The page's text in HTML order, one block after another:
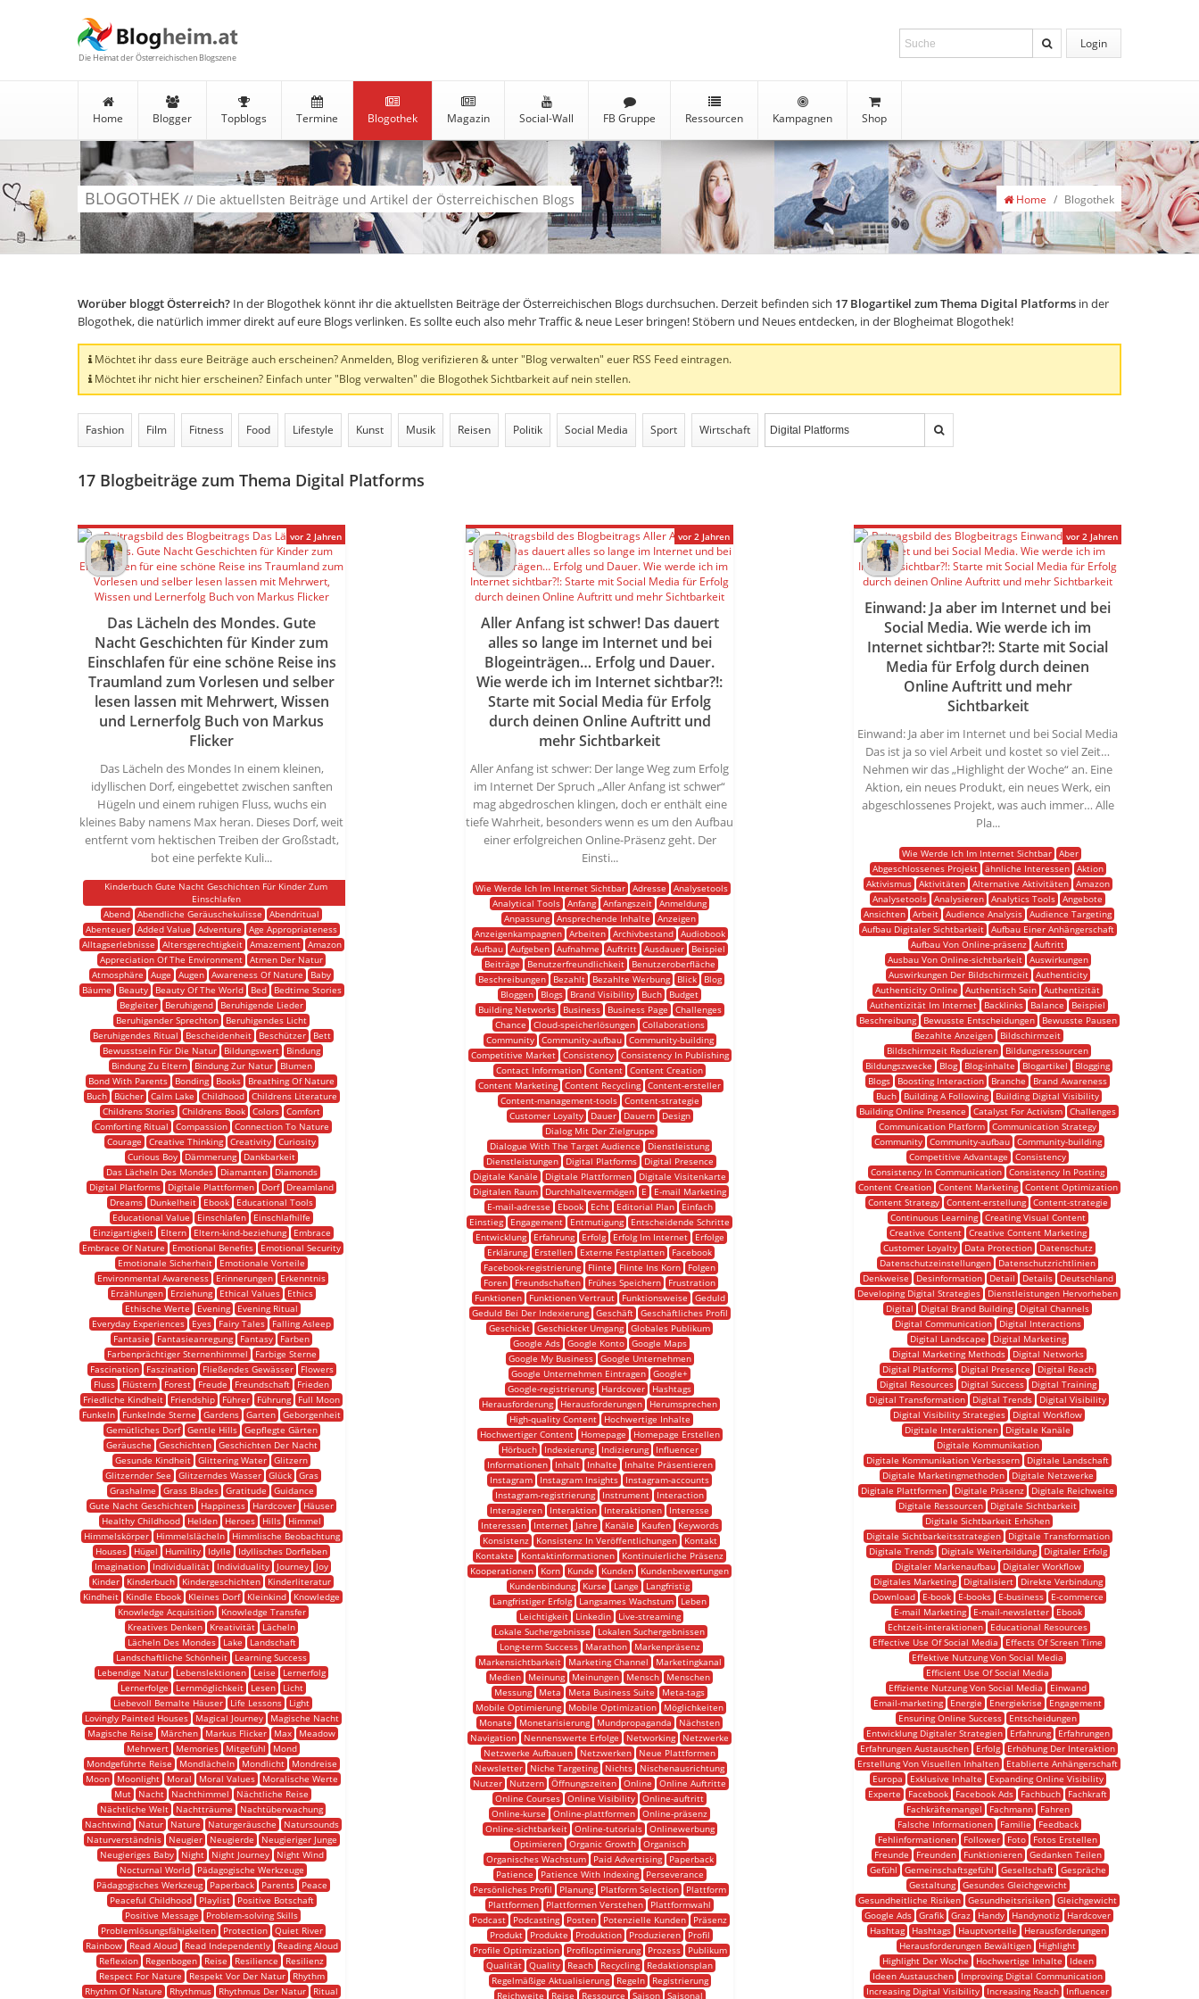
Die Heimat der Österreichischen Blogszene
Login
Home Blogger Topblogs Termine Blogothek Magazin Social-Wall FB Gruppe Ressourcen Kampagnen Shop
BLOGOTHEK // Die aktuellsten Beiträge und Artikel der Österreichischen Blogs Home / Blogothek
Worüber bloggt Österreich? In der Blogothek könnt ihr die aktuellsten Beiträge der Österreichischen Blogs durchsuchen. Derzeit befinden sich 17 Blogartikel zum Thema Digital Platforms in der
Blogothek, die natürlich immer direkt auf eure Blogs verlinken. Es sollte euch also mehr Traffic & neue Leser bringen! Stöbern und Neues entdecken, in der Blogheimat Blogothek!
Möchtet ihr dass eure Beiträge auch erscheinen? Anmelden, Blog verifizieren & unter "Blog verwalten" euer RSS Feed eintragen.
Möchtet ihr nicht hier erscheinen? Einfach unter "Blog verwalten" die Blogothek Sichtbarkeit auf nein stellen.
Fashion Film Fitness Food Lifestyle Kunst Musik Reisen Politik Social Media Sport Wirtschaft
17 Blogbeiträge zum Thema Digital Platforms
Das Lächeln des Mondes. Gute
Nacht Geschichten für Kinder zum
Einschlafen für eine schöne Reise ins
Traumland zum Vorlesen und selber
lesen lassen mit Mehrwert, Wissen
und Lernerfolg Buch von Markus
Flicker
Das Lächeln des Mondes In einem kleinen,
idyllischen Dorf, eingebettet zwischen sanften
Hügeln und einem ruhigen Fluss, wuchs ein
kleines Baby namens Max heran. Dieses Dorf, weit
entfernt vom hektischen Treiben der Großstadt,
bot eine perfekte Kuli...
Kinderbuch Gute Nacht Geschichten Für Kinder Zum
Einschlafen
Abend Abendliche Geräuschekulisse
Abendritual
Abenteuer Added Value Adventure
Age Appropriateness
Alltagserlebnisse
Altersgerechtigkeit Amazement
Amazon
Appreciation Of The Environment Atmen Der Natur
Atmosphäre
Auge Augen Awareness Of Nature
Baby
Bäume
Beauty Beauty Of The World Bed
Bedtime Stories
Begleiter
Beruhigend
Beruhigende Lieder
Beruhigender Sprechton
Beruhigendes Licht
Beruhigendes Ritual
Bescheidenheit Beschützer
Bett
Bewusstsein Für Die Natur
Bildungswert
Bindung
Bindung Zu Eltern
Bindung Zur Natur
Blumen
Bond With Parents
Bonding Books
Breathing Of Nature
Buch
Bücher Calm Lake Childhood
Childrens Literature
Childrens Stories Childrens Book Colors Comfort
Comforting Ritual
Compassion
Connection To Nature
Courage
Creative Thinking Creativity Curiosity
Curious Boy
Dämmerung
Dankbarkeit
Das Lächeln Des Mondes
Diamanten
Diamonds
Digital Platforms
Digitale Plattformen Dorf
Dreamland
Dreams
Dunkelheit Ebook
Educational Tools
Educational Value
Einschlafen
Einschlafhilfe
Einzigartigkeit
Eltern Eltern-kind-beziehung
Embrace
Embrace Of Nature
Emotional Benefits
Emotional Security
Emotionale Sicherheit
Emotionale Vorteile
Environmental Awareness
Erinnerungen
Erkenntnis
Erzählungen
Erziehung Ethical Values
Ethics
Ethische Werte
Evening
Evening Ritual
Everyday Experiences
Eyes Fairy Tales
Falling Asleep
Fantasie
Fantasieanregung Fantasy
Farben
Farbenprächtiger Sternenhimmel
Farbige Sterne
Fascination
Faszination Fließendes Gewässer
Flowers
Fluss
Flüstern Forest Freude Freundschaft
Frieden
Friedliche Kindheit
Friendship Führer Führung
Full Moon
Funkeln
Funkelnde Sterne Gardens Garten Geborgenheit
Gemütliches Dorf
Gentle Hills
Gepflegte Gärten
Geräusche
Geschichten
Geschichten Der Nacht
Gesunde Kindheit Glittering Water Glitzern
Glitzernder See
Glitzerndes Wasser Glück
Gras
Grashalme
Grass Blades Gratitude
Guidance
Gute Nacht Geschichten
Happiness Hardcover
Häuser
Healthy Childhood
Helden Heroes Hills
Himmel
Himmelskörper
Himmelslächeln
Himmlische Beobachtung
Houses
Hügel Humility Idylle
Idyllisches Dorfleben
Imagination
Individualität Individuality Journey
Joy
Kinder
Kinderbuch Kindergeschichten
Kinderliteratur
Kindheit
Kindle Ebook Kleines Dorf Kleinkind
Knowledge
Knowledge Acquisition
Knowledge Transfer
Kreatives Denken
Kreativität
Lächeln
Lächeln Des Mondes
Lake
Landschaft
Landschaftliche Schönheit
Learning Success
Lebendige Natur
Lebenslektionen Leise
Lernerfolg
Lernerfolge
Lernmöglichkeit Lesen
Licht
Liebevoll Bemalte Häuser
Life Lessons
Light
Lovingly Painted Houses
Magical Journey
Magische Nacht
Magische Reise
Märchen Markus Flicker Max
Meadow
Mehrwert
Memories Mitgefühl
Mond
Mondgeführte Reise
Mondlächeln Mondlicht
Mondreise
Moon
Moonlight Moral Moral Values
Moralische Werte
Mut
Nacht Nachthimmel
Nächtliche Reise
Nächtliche Welt
Nachtträume
Nachtüberwachung
Nachtwind
Natur Nature Naturgeräusche
Natursounds
Naturverständnis
Neugier Neugierde
Neugieriger Junge
Neugieriges Baby
Night Night Journey
Night Wind
Nocturnal World
Pädagogische Werkzeuge
Pädagogisches Werkzeug
Paperback Parents
Peace
Peaceful Childhood
Playlist
Positive Botschaft
Positive Message
Problem-solving Skills
Problemlösungsfähigkeiten
Protection
Quiet River
Rainbow
Read Aloud Read Independently
Reading Aloud
Reflexion
Regenbogen Reise Resilience
Resilienz
Respect For Nature
Respekt Vor Der Natur
Rhythm
Rhythm Of Nature
Rhythmus Rhythmus Der Natur Ritual
vor 2 Jahren
Aller Anfang ist schwer! Das dauert
alles so lange im Internet und bei
Blogeinträgen… Erfolg und Dauer.
Wie werde ich im Internet sichtbar?!:
Starte mit Social Media für Erfolg
durch deinen Online Auftritt und
mehr Sichtbarkeit
Aller Anfang ist schwer: Der lange Weg zum Erfolg
im Internet Der Spruch „Aller Anfang ist schwer“
mag abgedroschen klingen, doch er enthält eine
tiefe Wahrheit, besonders wenn es um den Aufbau
einer erfolgreichen Online-Präsenz geht. Der
Einsti...
Wie Werde Ich Im Internet Sichtbar Adresse
Analysetools
Analytical Tools Anfang Anfangszeit Anmeldung
Anpassung
Ansprechende Inhalte
Anzeigen
Anzeigenkampagnen
Arbeiten Archivbestand
Audiobook
Aufbau Aufgeben Aufnahme Auftritt Ausdauer
Beispiel
Beiträge
Benutzerfreundlichkeit
Benutzeroberfläche
Beschreibungen
Bezahlt Bezahlte Werbung Blick
Blog
Bloggen
Blogs Brand Visibility Buch
Budget
Building Networks
Business Business Page
Challenges
Chance
Cloud-speicherlösungen
Collaborations
Community
Community-aufbau
Community-building
Competitive Market
Consistency
Consistency In Publishing
Contact Information Content Content Creation
Content Marketing Content Recycling Content-ersteller
Content-management-tools
Content-strategie
Customer Loyalty
Dauer Dauern
Design
Dialog Mit Der Zielgruppe
Dialogue With The Target Audience
Dienstleistung
Dienstleistungen
Digital Platforms
Digital Presence
Digitale Kanäle
Digitale Plattformen
Digitale Visitenkarte
Digitalen Raum
Durchhaltevermögen E
E-mail Marketing
E-mail-adresse
Ebook Echt Editorial Plan
Einfach
Einstieg
Engagement Entmutigung
Entscheidende Schritte
Entwicklung
Erfahrung Erfolg Erfolg Im Internet
Erfolge
Erklärung
Erstellen Externe Festplatten
Facebook
Facebook-registrierung
Flinte Flinte Ins Korn
Folgen
Foren
Freundschaften Frühes Speichern
Frustration
Funktionen
Funktionen Vertraut Funktionsweise
Geduld
Geduld Bei Der Indexierung
Geschäft
Geschäftliches Profil
Geschickt Geschickter Umgang Globales Publikum
Google Ads
Google Konto
Google Maps
Google My Business
Google Unternehmen
Google Unternehmen Eintragen Google+
Google-registrierung
Hardcover
Hashtags
Herausforderung
Herausforderungen
Herumsprechen
High-quality Content
Hochwertige Inhalte
Hochwertiger Content
Homepage
Homepage Erstellen
Hörbuch
Indexierung Indizierung
Influencer
Informationen
Inhalt Inhalte
Inhalte Präsentieren
Instagram
Instagram Insights
Instagram-accounts
Instagram-registrierung
Instrument
Interaction
Interagieren
Interaktion Interaktionen
Interesse
Interessen
Internet Jahre Kanäle Kaufen
Keywords
Konsistenz
Konsistenz In Veröffentlichungen
Kontakt
Kontakte
Kontaktinformationen
Kontinuierliche Präsenz
Kooperationen
Korn Kunde Kunden
Kundenbewertungen
Kundenbindung
Kurse Lange
Langfristig
Langfristiger Erfolg
Langsames Wachstum
Leben
Leichtigkeit
Linkedin
Live-streaming
Lokale Suchergebnisse
Lokalen Suchergebnissen
Long-term Success
Marathon
Markenpräsenz
Markensichtbarkeit
Marketing Channel
Marketingkanal
Medien
Meinung Meinungen Mensch
Menschen
Messung
Meta Meta Business Suite
Meta-tags
Mobile Optimierung
Mobile Optimization
Möglichkeiten
Monate
Monetarisierung Mundpropaganda
Nächsten
Navigation
Nennenswerte Erfolge Networking
Netzwerke
Netzwerke Aufbauen
Netzwerken
Neue Plattformen
Newsletter
Niche Targeting Nichts
Nischenausrichtung
Nutzer
Nutzern Öffnungszeiten Online
Online Auftritte
Online Courses Online Visibility Online-auftritt
Online-kurse
Online-plattformen Online-präsenz
Online-sichtbarkeit
Online-tutorials
Onlinewerbung
Optimieren Organic Growth Organisch
Organisches Wachstum
Paid Advertising
Paperback
Patience
Patience With Indexing
Perseverance
Persönliches Profil
Planung Platform Selection
Plattform
Plattformen
Plattformen Verstehen
Plattformwahl
Podcast
Podcasting Posten Potenzielle Kunden
Präsenz
Produkt
Produkte Produktion Produzieren
Profil
Profile Optimization
Profiloptimierung Prozess
Publikum
Qualität Quality Reach Recycling
Redaktionsplan
Regelmäßige Aktualisierung
Regeln
Registrierung
Reichweite
Reise Ressource Saison Saisonal
vor 2 Jahren
Einwand: Ja aber im Internet und bei
Social Media. Wie werde ich im
Internet sichtbar?!: Starte mit Social
Media für Erfolg durch deinen
Online Auftritt und mehr
Sichtbarkeit
Einwand: Ja aber im Internet und bei Social Media
Das ist ja so viel Arbeit und kostet so viel Zeit…
Nehmen wir das „Highlight der Woche“ an. Eine
Aktion, ein neues Produkt, ein neues Werk, ein
abgeschlossenes Projekt, was auch immer… Alle
Pla...
Wie Werde Ich Im Internet Sichtbar
Aber
Abgeschlossenes Projekt
ähnliche Interessen
Aktion
Aktivismus
Aktivitäten Alternative Aktivitäten
Amazon
Analysetools Analysieren Analytics Tools Angebote
Ansichten Arbeit Audience Analysis Audience Targeting
Aufbau Digitaler Sichtbarkeit
Aufbau Einer Anhängerschaft
Aufbau Von Online-präsenz Auftritt
Ausbau Von Online-sichtbarkeit
Auswirkungen
Auswirkungen Der Bildschirmzeit
Authenticity
Authenticity Online
Authentisch Sein Authentizität
Authentizität Im Internet
Backlinks Balance
Beispiel
Beschreibung
Bewusste Entscheidungen
Bewusste Pausen
Bezahlte Anzeigen
Bildschirmzeit
Bildschirmzeit Reduzieren
Bildungsressourcen
Bildungszwecke
Blog Blog-inhalte Blogartikel
Blogging
Blogs
Boosting Interaction Branche
Brand Awareness
Buch
Building A Following
Building Digital Visibility
Building Online Presence
Catalyst For Activism Challenges
Communication Platform Communication Strategy
Community
Community-aufbau
Community-building
Competitive Advantage
Consistency
Consistency In Communication Consistency In Posting
Content Creation
Content Marketing
Content Optimization
Content Strategy
Content-erstellung
Content-strategie
Continuous Learning
Creating Visual Content
Creative Content
Creative Content Marketing
Customer Loyalty
Data Protection
Datenschutz
Datenschutzeinstellungen
Datenschutzrichtlinien
Denkweise
Desinformation Detail Details
Deutschland
Developing Digital Strategies
Dienstleistungen Hervorheben
Digital
Digital Brand Building
Digital Channels
Digital Communication
Digital Interactions
Digital Landscape
Digital Marketing
Digital Marketing Methods
Digital Networks
Digital Platforms
Digital Presence
Digital Reach
Digital Resources
Digital Success
Digital Training
Digital Transformation
Digital Trends
Digital Visibility
Digital Visibility Strategies
Digital Workflow
Digitale Interaktionen
Digitale Kanäle
Digitale Kommunikation
Digitale Kommunikation Verbessern
Digitale Landschaft
Digitale Marketingmethoden
Digitale Netzwerke
Digitale Plattformen
Digitale Präsenz
Digitale Reichweite
Digitale Ressourcen
Digitale Sichtbarkeit
Digitale Sichtbarkeit Erhöhen
Digitale Sichtbarkeitsstrategien
Digitale Transformation
Digitale Trends
Digitale Weiterbildung
Digitaler Erfolg
Digitaler Markenaufbau
Digitaler Workflow
Digitales Marketing
Digitalisiert
Direkte Verbindung
Download
E-book E-books E-business
E-commerce
E-mail Marketing
E-mail-newsletter
Ebook
Echtzeit-interaktionen
Educational Resources
Effective Use Of Social Media
Effects Of Screen Time
Effektive Nutzung Von Social Media
Efficient Use Of Social Media
Effiziente Nutzung Von Social Media
Einwand
Email-marketing
Energie Energiekrise
Engagement
Ensuring Online Success
Entscheidungen
Entwicklung Digitaler Strategien
Erfahrung
Erfahrungen
Erfahrungen Austauschen
Erfolg
Erhöhung Der Interaktion
Erstellung Von Visuellen Inhalten
Etablierte Anhängerschaft
Europa
Exklusive Inhalte
Expanding Online Visibility
Experte
Facebook Facebook Ads Fachbuch
Fachkraft
Fachkräftemangel
Fachmann
Fahren
Falsche Informationen
Familie
Feedback
Fehlinformationen
Follower Foto
Fotos Erstellen
Freunde
Freunden Funktionieren
Gedanken Teilen
Gefühl
Gemeinschaftsgefühl Gesellschaft
Gespräche
Gestaltung
Gesundes Gleichgewicht
Gesundheitliche Risiken Gesundheitsrisiken Gleichgewicht
Google Ads Grafik Graz Handy Handynotiz
Hardcover
Hashtag
Hashtags Hauptvorteile
Herausforderungen
Herausforderungen Bewältigen
Highlight
Highlight Der Woche
Hochwertige Inhalte
Ideen
Ideen Austauschen
Improving Digital Communication
Increasing Digital Visibility
Increasing Reach Influencer
vor 2 Jahren